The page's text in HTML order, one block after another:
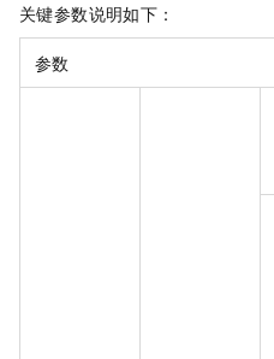
关键参数说明如下：
参数